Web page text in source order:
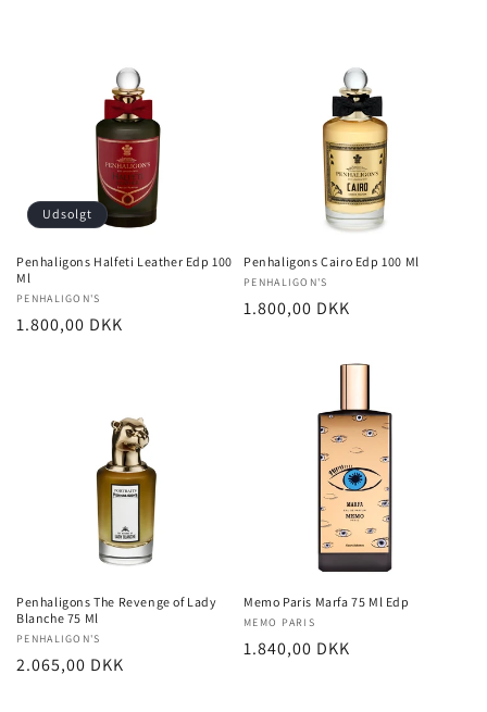
Udsolgt
Penhaligons Halfeti Leather Edp 100
Ml
Forhandler:
PENHALIGON'S
Normalpris
1.800,00 DKK
Penhaligons Cairo Edp 100 Ml
Forhandler:
PENHALIGON'S
Normalpris
1.800,00 DKK
Penhaligons The Revenge of Lady
Blanche 75 Ml
Forhandler:
PENHALIGON'S
Normalpris
2.065,00 DKK
Memo Paris Marfa 75 Ml Edp
Forhandler:
MEMO PARIS
Normalpris
1.840,00 DKK